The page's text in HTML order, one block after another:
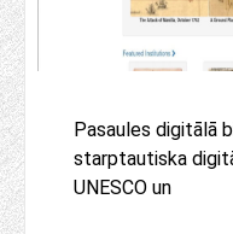
Pasaules digitālā
starptautiska
UNESCO un